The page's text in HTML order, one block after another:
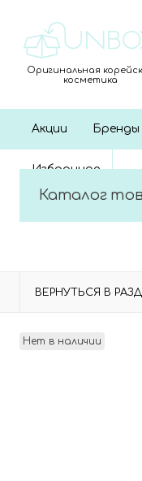
Оригинальная
косметика
Акции Бренды
Избранное
Каталог
ВЕРНУТЬСЯ В
Нет в наличии